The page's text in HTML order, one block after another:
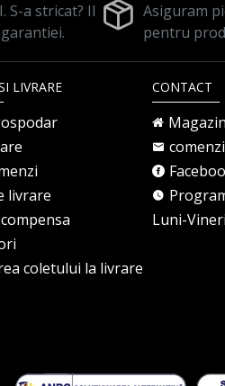
S-a stricat? Il
Asiguram
pentru
LIVRARE
livrare
coletului la livrare
CONTACT
Luni-